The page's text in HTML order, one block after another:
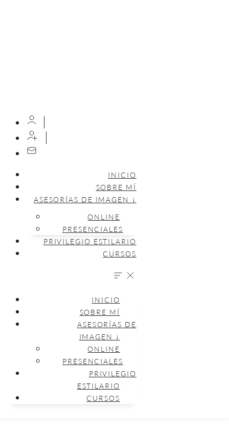
INICIO
SOBRE MÍ
ASESORÍAS DE IMAGEN ↓
ONLINE
PRESENCIALES
PRIVILEGIO ESTILARIO
CURSOS
INICIO
SOBRE MÍ
ASESORÍAS DE
IMAGEN ↓
ONLINE
PRESENCIALES
PRIVILEGIO
ESTILARIO
CURSOS